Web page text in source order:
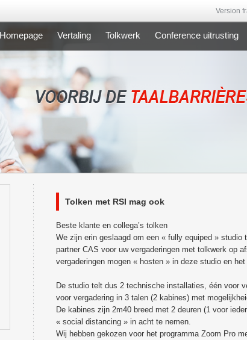
Version
Homepage Vertaling Tolkwerk Conference uitrusting
Tolken met RSI mag ook
Beste klante en collega’s tolken
We zijn erin geslaagd om een « fully equiped »
partner CAS voor uw vergaderingen met tolkwerk op
vergaderingen mogen « hosten » in deze studio en
De studio telt dus 2 technische installaties, één voor
voor vergadering in 3 talen (2 kabines) met
De kabines zijn 2m40 breed met 2 deuren (1 voor
« social distancing » in acht te nemen.
Wij hebben gekozen voor het programma Zoom Pro